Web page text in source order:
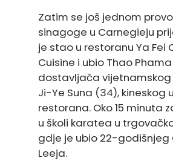
Zatim se još jednom
sinagoge u Carnegieju
je stao u restoranu Ya Fei
Cuisine i ubio Thao
dostavljača
Ji-Ye Suna (34), kineskog
restorana. Oko 15 minuta
u školi karatea u
gdje je ubio 22-godišnjeg
Leeja.